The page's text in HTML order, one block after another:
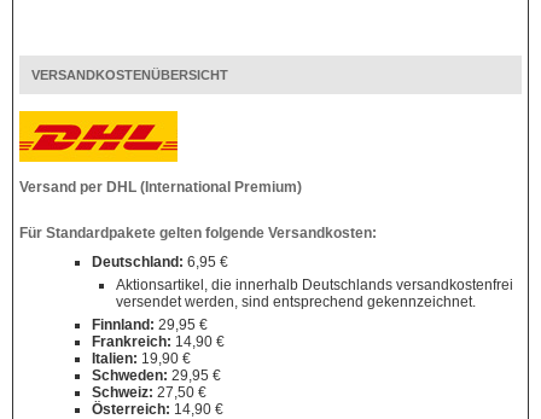
VERSANDKOSTENÜBERSICHT
Versand per DHL (International Premium)
Für Standardpakete gelten folgende Versandkosten:
Deutschland: 6,95 €
Aktionsartikel, die innerhalb Deutschlands versandkostenfrei
versendet werden, sind entsprechend gekennzeichnet.
Finnland: 29,95 €
Frankreich: 14,90 €
Italien: 19,90 €
Schweden: 29,95 €
Schweiz: 27,50 €
Österreich: 14,90 €